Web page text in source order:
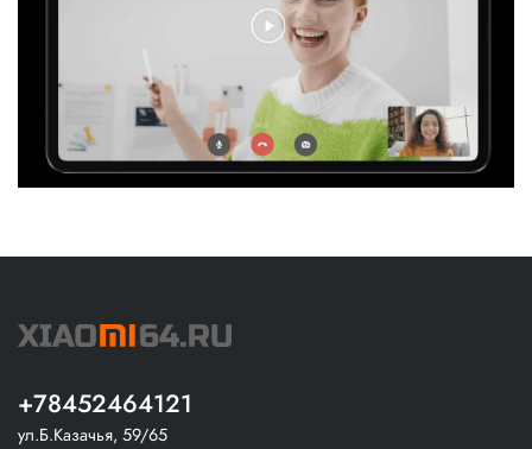
+78452464121
ул.Б.Казачья, 59/65